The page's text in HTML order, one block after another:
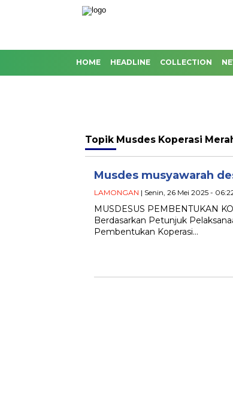
HOME HEADLINE COLLECTION
Topik Musdes Koperasi
Musdes musyawarah
LAMONGAN | Senin, 26 Mei 2025 -
MUSDESUS PEMBENTUKAN
Berdasarkan Petunjuk
Pembentukan Koperasi…